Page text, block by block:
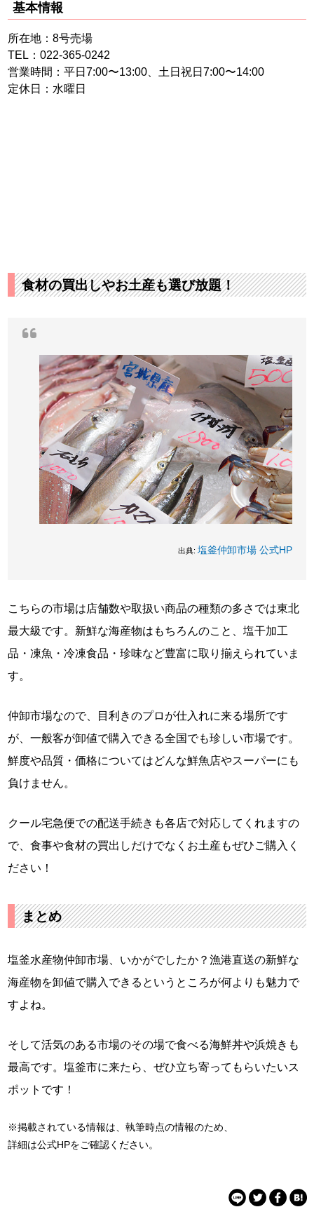
基本情報
所在地：8号売場
TEL：022-365-0242
営業時間：平日7:00〜13:00、土日祝日7:00〜14:00
定休日：水曜日
食材の買出しやお土産も選び放題！
出典: 塩釜仲卸市場 公式HP
こちらの市場は店舗数や取扱い商品の種類の多さでは東北
最大級です。新鮮な海産物はもちろんのこと、塩干加工
品・凍魚・冷凍食品・珍味など豊富に取り揃えられていま
す。
仲卸市場なので、目利きのプロが仕入れに来る場所です
が、一般客が卸値で購入できる全国でも珍しい市場です。
鮮度や品質・価格についてはどんな鮮魚店やスーパーにも
負けません。
クール宅急便での配送手続きも各店で対応してくれますの
で、食事や食材の買出しだけでなくお土産もぜひご購入く
ださい！
まとめ
塩釜水産物仲卸市場、いかがでしたか？漁港直送の新鮮な
海産物を卸値で購入できるというところが何よりも魅力で
すよね。
そして活気のある市場のその場で食べる海鮮丼や浜焼きも
最高です。塩釜市に来たら、ぜひ立ち寄ってもらいたいス
ポットです！
※掲載されている情報は、執筆時点の情報のため、
詳細は公式HPをご確認ください。